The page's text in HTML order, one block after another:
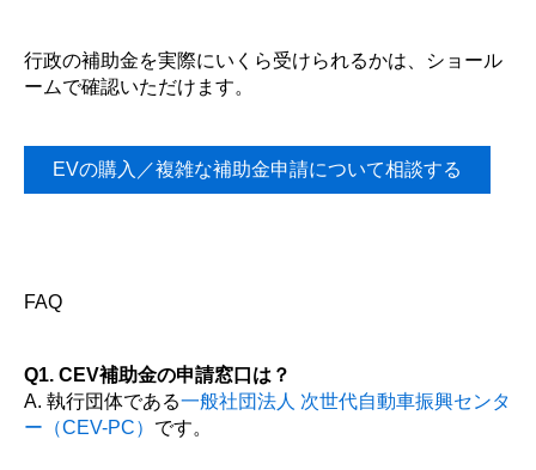
行政の補助金を実際にいくら受けられるかは、ショール
ームで確認いただけます。
EVの購入／複雑な補助金申請について相談する
FAQ
Q1. CEV補助金の申請窓口は？
A. 執行団体である一般社団法人 次世代自動車振興センタ
ー（CEV-PC） です。